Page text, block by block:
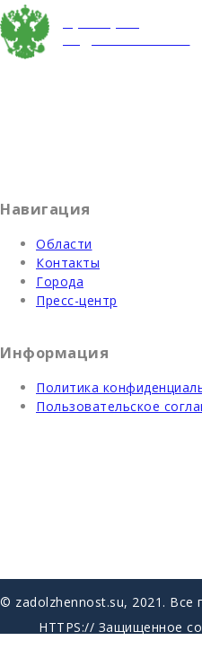
Навигация
Области
Контакты
Города
Пресс-центр
Информация
Политика
Пользовательское
© zadolzhennost.su, 2021. Все
HTTPS:// Защищенное